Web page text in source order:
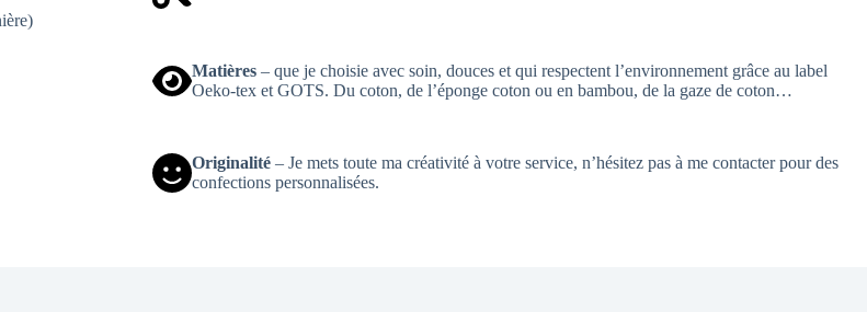
Matières – que je choisie avec soin, douces et qui respectent l’environnement grâce au label
Oeko-tex et GOTS. Du coton, de l’éponge coton ou en bambou, de la gaze de coton…
Originalité – Je mets toute ma créativité à votre service, n’hésitez pas à me contacter pour des
confections personnalisées.